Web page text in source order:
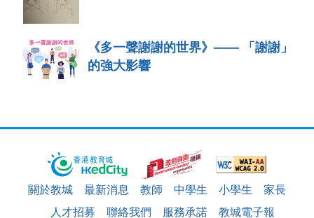
《多一聲謝謝的世界》—— 「謝謝」
的強大影響
關於教城 最新消息 教師 中學生 小學生
家長
人才招募
聯絡我們 服務承諾 教城電子報